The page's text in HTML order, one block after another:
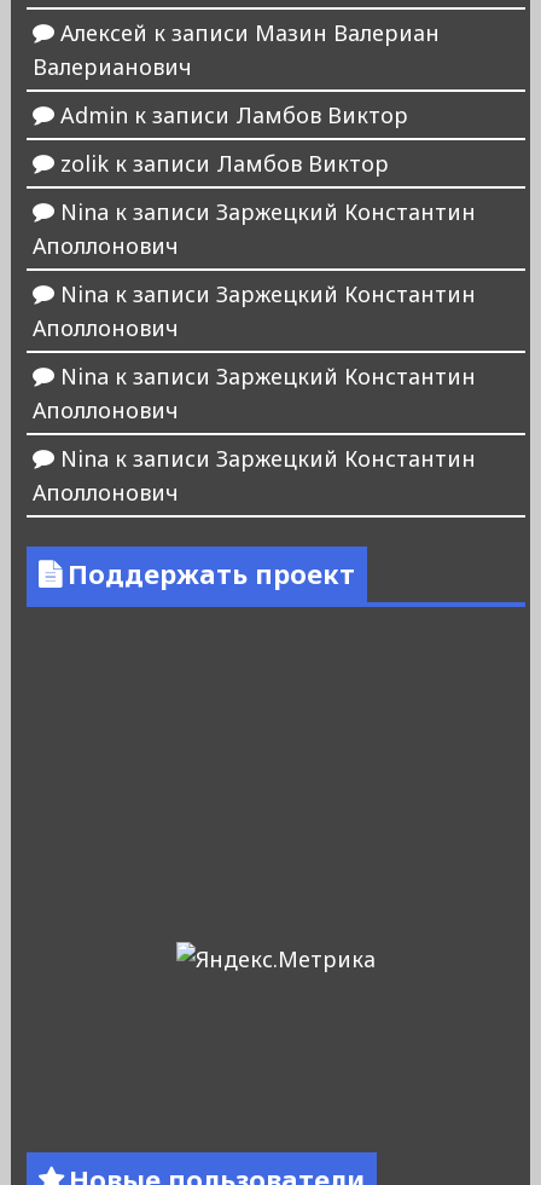
Алексей к записи Мазин Валериан
Валерианович
Admin к записи Ламбов Виктор
zolikк записи Ламбов Виктор
Nina к записи Заржецкий Константин
Аполлонович
Nina к записи Заржецкий Константин
Аполлонович
Nina к записи Заржецкий Константин
Аполлонович
Nina к записи Заржецкий Константин
Аполлонович
Поддержать проект